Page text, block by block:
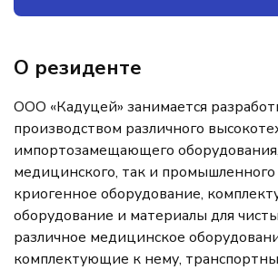
О резиденте
ООО «Кадуцей» занимается
производством различного
импортозамещающего
медицинского, так и промышленного
криогенное оборудование,
оборудование и материалы для
различное медицинское
комплектующие к нему,